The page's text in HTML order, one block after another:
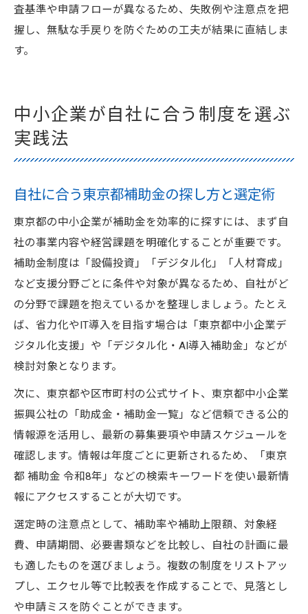
査基準や申請フローが異なるため、失敗例や注意点を把
握し、無駄な手戻りを防ぐための工夫が結果に直結しま
す。
中小企業が自社に合う制度を選ぶ
実践法
自社に合う東京都補助金の探し方と選定術
東京都の中小企業が補助金を効率的に探すには、まず自
社の事業内容や経営課題を明確化することが重要です。
補助金制度は「設備投資」「デジタル化」「人材育成」
など支援分野ごとに条件や対象が異なるため、自社がど
の分野で課題を抱えているかを整理しましょう。たとえ
ば、省力化やIT導入を目指す場合は「東京都中小企業デ
ジタル化支援」や「デジタル化・AI導入補助金」などが
検討対象となります。
次に、東京都や区市町村の公式サイト、東京都中小企業
振興公社の「助成金・補助金一覧」など信頼できる公的
情報源を活用し、最新の募集要項や申請スケジュールを
確認します。情報は年度ごとに更新されるため、「東京
都 補助金 令和8年」などの検索キーワードを使い最新情
報にアクセスすることが大切です。
選定時の注意点として、補助率や補助上限額、対象経
費、申請期間、必要書類などを比較し、自社の計画に最
も適したものを選びましょう。複数の制度をリストアッ
プし、エクセル等で比較表を作成することで、見落とし
や申請ミスを防ぐことができます。